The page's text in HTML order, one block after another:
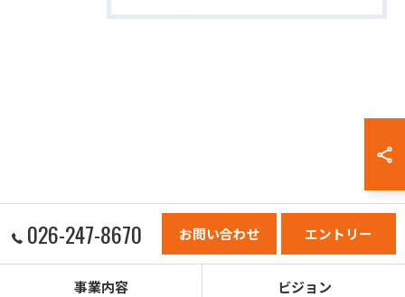
026-247-8670 お問い合わせ エントリー
事業内容 ビジョン